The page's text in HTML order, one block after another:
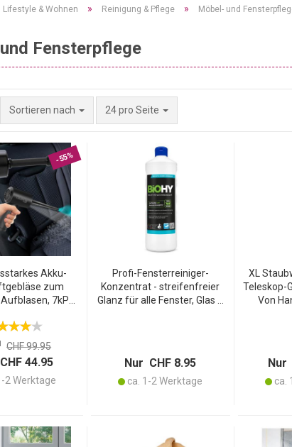
Lifestyle & Wohnen » Reinigung & Pflege » Möbel- und
Fensterpflege
Sortieren nach 24 pro Seite
-55%
Akku-
zum
7kPa,
ideal für Auto,
& Outdoor
CHF 99.95
44.95
2 Werktage
Profi-Fensterreiniger-
Konzentrat - streifenfreier
Glanz für alle Fenster, Glas &
Nur CHF 8.95
ca. 1-2 Werktage
XL
Teleskop-
Von
Nur
ca.